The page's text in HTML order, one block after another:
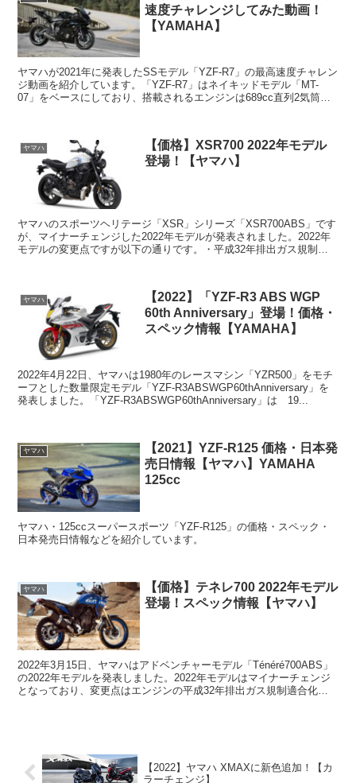
速度チャレンジしてみた動画！
【YAMAHA】
ヤマハが2021年に発表したSSモデル「YZF-R7」の最高速度チャレン
ジ動画を紹介しています。「YZF-R7」はネイキッドモデル「MT-
07」をベースにしており、搭載されるエンジンは689cc直列2気筒で
ヤマハ
【価格】XSR700 2022年モデル
登場！【ヤマハ】
ヤマハのスポーツヘリテージ「XSR」シリーズ「XSR700ABS」です
が、マイナーチェンジした2022年モデルが発表されました。2022年
モデルの変更点ですが以下の通りです。・平成32年排出ガス規制に
ヤマハ
【2022】「YZF-R3 ABS WGP
60th Anniversary」登場！価格・
スペック情報【YAMAHA】
2022年4月22日、ヤマハは1980年のレースマシン「YZR500」をモチ
ーフとした数量限定モデル「YZF-R3ABSWGP60thAnniversary」を
発表しました。「YZF-R3ABSWGP60thAnniversary」は 19...
ヤマハ
【2021】YZF-R125 価格・日本発
売日情報【ヤマハ】YAMAHA
125cc
ヤマハ・125ccスーパースポーツ「YZF-R125」の価格・スペック・
日本発売日情報などを紹介しています。
ヤマハ
【価格】テネレ700 2022年モデル
登場！スペック情報【ヤマハ】
2022年3月15日、ヤマハはアドベンチャーモデル「Ténéré700ABS」
の2022年モデルを発表しました。2022年モデルはマイナーチェンジ
となっており、変更点はエンジンの平成32年排出ガス規制適合化
【2022】ヤマハ XMAXに新色追加！【カ
ラーチェンジ】